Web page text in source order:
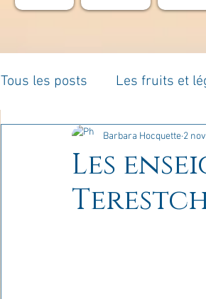
Tous les posts Les fruits et
La parentalité De vous à
Enseignements
Les
Barbara Hocquette 2